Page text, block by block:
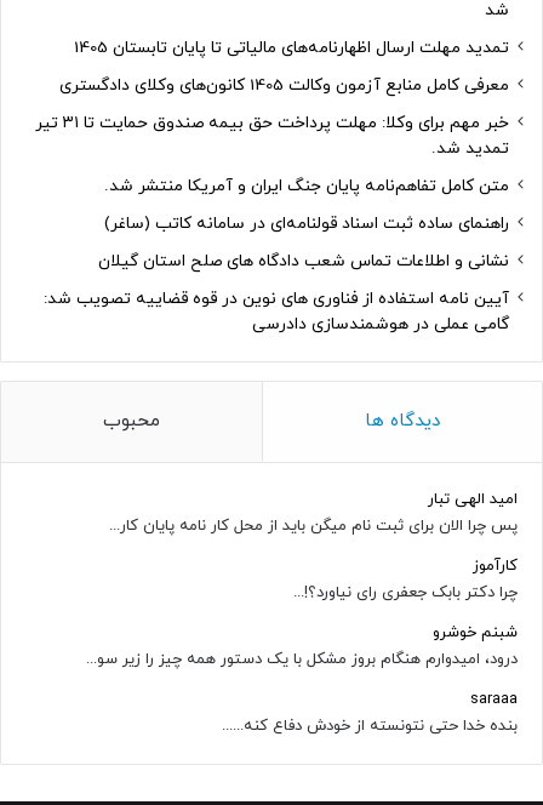
شد
تمدید مهلت ارسال اظهارنامه‌های مالیاتی تا پایان تابستان 1405
معرفی کامل منابع آزمون وکالت 1405 کانون‌های وکلای دادگستری
خبر مهم برای وکلا: مهلت پرداخت حق بیمه صندوق حمایت تا ۳۱ تیر
تمدید شد.
متن کامل تفاهم‌نامه پایان جنگ ایران و آمریکا منتشر شد.
راهنمای ساده ثبت اسناد قولنامه‌ای در سامانه کاتب (ساغر)
نشانی و اطلاعات تماس شعب دادگاه های صلح استان گیلان
آیین نامه استفاده از فناوری های نوین در قوه قضاییه تصویب شد:
گامی عملی در هوشمندسازی دادرسی
دیدگاه ها محبوب
امید الهی تبار
پس چرا الان برای ثبت نام میگن باید از محل کار نامه پایان کار...
کارآموز
چرا دکتر بابک جعفری رای نیاورد؟!...
شبنم خوشرو
درود، امیدوارم هنگام بروز مشکل با یک دستور همه چیز را زیر سو...
saraaa
بنده خدا حتی نتونسته از خودش دفاع کنه......